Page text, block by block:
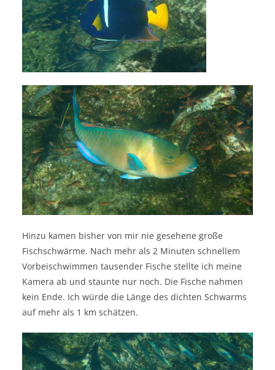
Hinzu kamen bisher von mir nie gesehene große
Fischschwärme. Nach mehr als 2 Minuten schnellem
Vorbeischwimmen tausender Fische stellte ich meine
Kamera ab und staunte nur noch. Die Fische nahmen
kein Ende. Ich würde die Länge des dichten Schwarms
auf mehr als 1 km schätzen.